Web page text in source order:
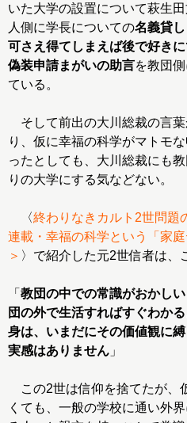
いた大学の設置について萩生
人側に学長についての名義貸
可さえ得てしまえば後で好き
偽装申請まがいの助言を教団
ている。
そして前出の大川総裁の言葉
り、仮に幸福の科学がマトモ
ったとしても、大川総裁にも
りの大学にする気などない。
〈終わりなきカルト2世問題
連載・幸福の科学という「家庭
＞ 〉で紹介した元2世信者は、
「 教団の中での常識がおかし
団の外で生活すればすぐわか
身は、いまだにその価値観に
実感はありません 」
この2世は信仰を捨てたが、
くても、一般の学校に通い外